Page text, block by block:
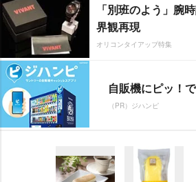
「別班のよう」腕
界観再現
オリコンタイアップ特集
自販機にピッ！
（PR）ジハンピ